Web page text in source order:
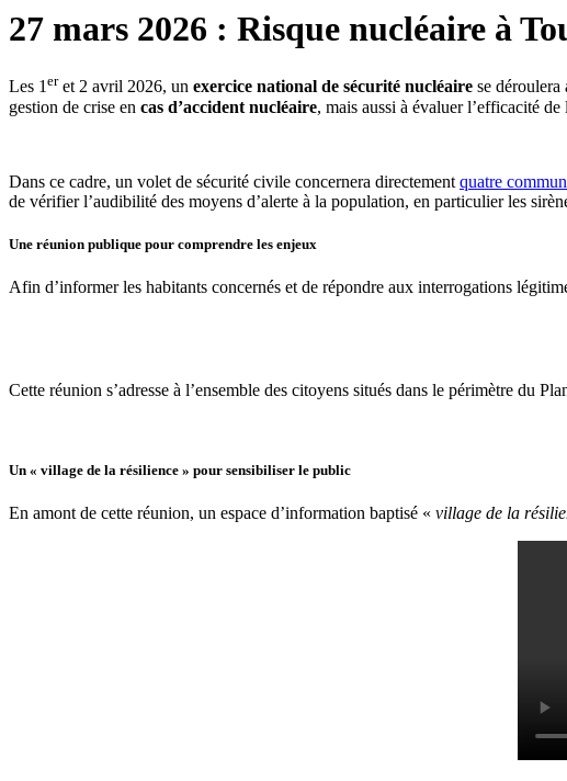
27 mars 2026 : Risque nucléaire à
Les 1eret 2 avril 2026, un exercice national de sécurité nucléaire se déroulera
gestion de crise en cas d’accident nucléaire, mais aussi à évaluer l’efficacité
Dans ce cadre, un volet de sécurité civile concernera directement quatre
de vérifier l’audibilité des moyens d’alerte à la population, en particulier les
Une réunion publique pour comprendre les enjeux
Afin d’informer les habitants concernés et de répondre aux interrogations
Cette réunion s’adresse à l’ensemble des citoyens situés dans le périmètre du
Un « village de la résilience » pour sensibiliser le public
En amont de cette réunion, un espace d’information baptisé « village de la